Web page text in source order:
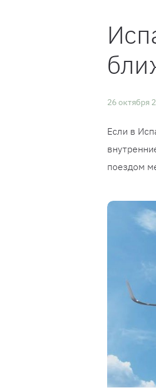
26 октября
Если в
поездом